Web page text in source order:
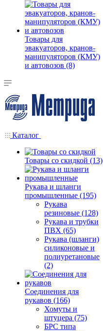
Товары для
эвакуаторов, кранов-
манипуляторов (КМУ)
и автовозов (8)
Каталог
Товары со скидкой (13)
Рукава и шланги
промышленные (195)
Рукава
резиновые (128)
Рукава и трубки
ПВХ (65)
Рукава (шланги)
силиконовые и
полиуретановые
(2)
Соединения для
рукавов (166)
Хомуты и
штуцера (75)
БРС типа